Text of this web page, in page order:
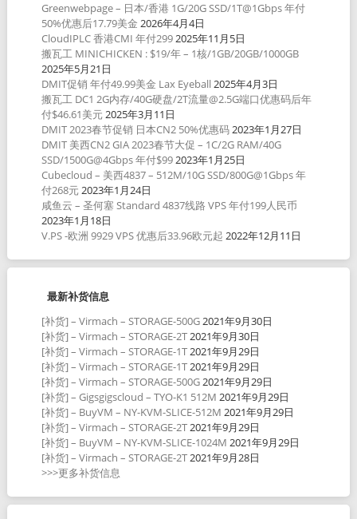
Greenwebpage – 日本/香港 1G/20G SSD/1T@1Gbps 年付
50%优惠后17.79美金 2026年4月4日
CloudIPLC 香港CMI 年付2992025年11月5日
搬瓦工 MINICHICKEN : $19/年 – 1核/1GB/20GB/1000GB
2025年5月21日
DMIT促销 年付49.99美金 Lax Eyeball 2025年4月3日
搬瓦工 DC1 2G内存/40G硬盘/2T流量@2.5G端口优惠码后年
付$46.61美元2025年3月11日
DMIT 2023春节促销 日本CN2 50%优惠码2023年1月27日
DMIT 美西CN2 GIA 2023春节大促 – 1C/2G RAM/40G
SSD/1500G@4Gbps 年付$992023年1月25日
Cubecloud – 美西4837 – 512M/10G SSD/800G@1Gbps 年
付268元2023年1月24日
咸鱼云 – 圣何塞 Standard 4837线路 VPS 年付199人民币
2023年1月18日
V.PS -欧洲 9929 VPS 优惠后33.96欧元起 2022年12月11日
最新补货信息
[补货] – Virmach – STORAGE-500G2021年9月30日
[补货] – Virmach – STORAGE-2T2021年9月30日
[补货] – Virmach – STORAGE-1T2021年9月29日
[补货] – Virmach – STORAGE-1T2021年9月29日
[补货] – Virmach – STORAGE-500G2021年9月29日
[补货] – Gigsgigscloud – TYO-K1 512M 2021年9月29日
[补货] – BuyVM – NY-KVM-SLICE-512M 2021年9月29日
[补货] – Virmach – STORAGE-2T2021年9月29日
[补货] – BuyVM – NY-KVM-SLICE-1024M 2021年9月29日
[补货] – Virmach – STORAGE-2T2021年9月28日
>>>更多补货信息